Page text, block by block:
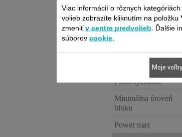
Typ produktov
Typ technológie
Dym CADR
Počet rýchlostí
Minimálna úroveň
hluku
Power max
Viac informácií o rôznych
volieb zobrazíte kliknutím na položku
zmeniťv centre predvolieb . Ďalšie
súborov cookie
Moje voľby